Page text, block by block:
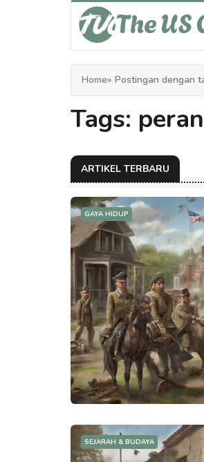
The
Home» Postingan dengan
Tags:
ARTIKEL TERBARU
GAYA HIDUP
SEJARAH & BUDAYA